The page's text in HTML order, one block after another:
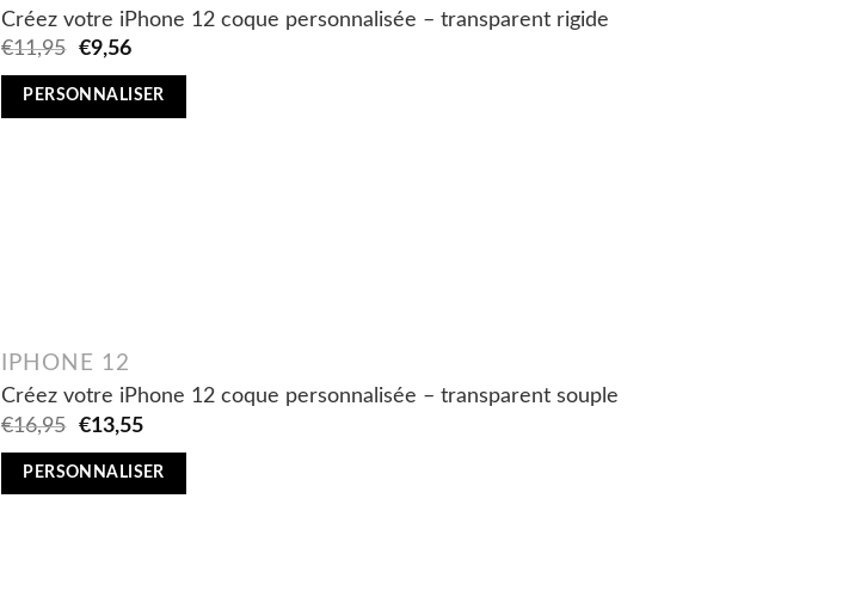
Créez votre iPhone 12 coque personnalisée – transparent rigide
€11,95
Original
was:
€9,56Current
is:
PERSONNALISER
IPHONE 12
Créez votre iPhone 12 coque personnalisée – transparent souple
€16,95
Original
was:
€13,55Current
is:
PERSONNALISER